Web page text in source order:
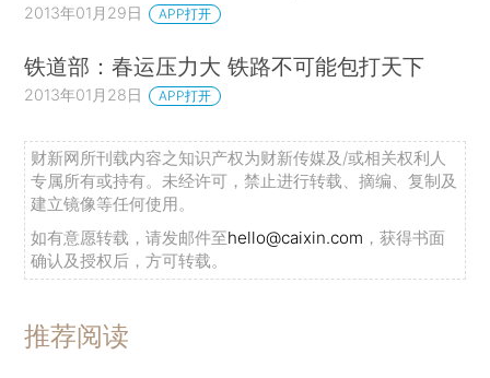
2013年01月29日 APP打开
铁道部：春运压力大 铁路不可能包打天下
2013年01月28日 APP打开
财新网所刊载内容之知识产权为财新传媒及/或相关权利人
专属所有或持有。未经许可，禁止进行转载、摘编、复制及
建立镜像等任何使用。
如有意愿转载，请发邮件至hello@caixin.com ，获得书面
确认及授权后，方可转载。
推荐阅读